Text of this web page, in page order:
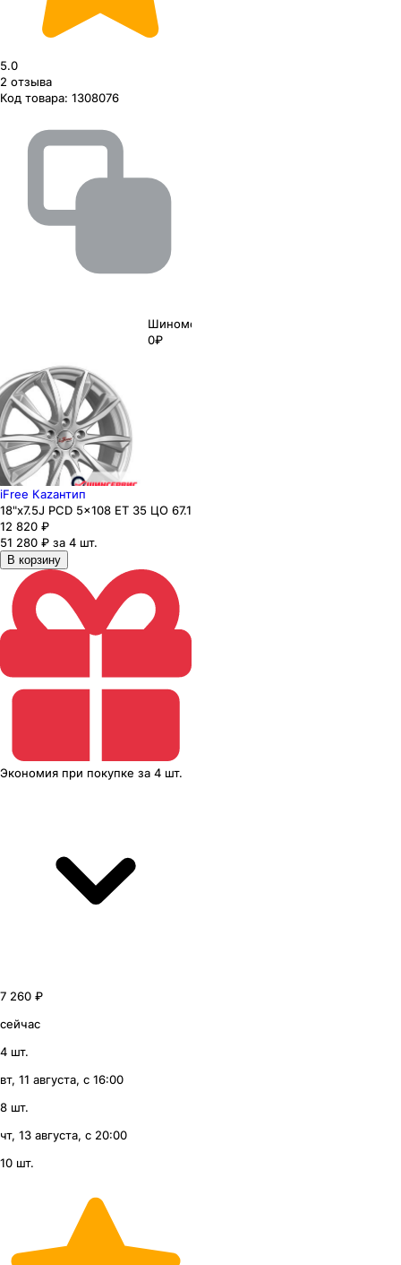
5.0
2 отзыва
Код товара: 1308076
Шиномонтаж
0₽
iFree Каzaнтип
18"x7.5J PCD 5x108 ЕТ 35 ЦО 67.1
12 820 ₽
51 280 ₽ за 4 шт.
В корзину
Экономия при покупке за 4 шт.
7 260 ₽
сейчас
4 шт.
вт, 11 августа, с 16:00
8 шт.
чт, 13 августа, с 20:00
10 шт.